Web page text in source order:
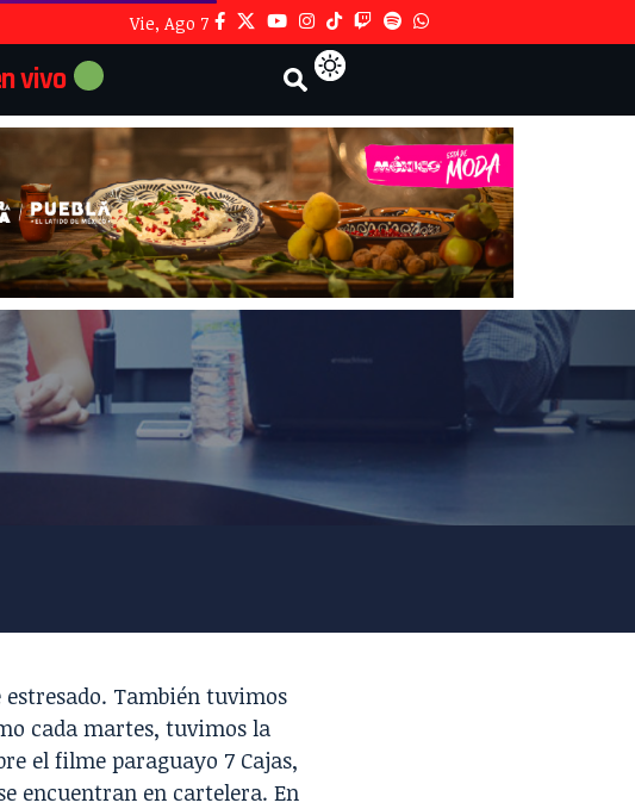
Vie, Ago 7
vivo
estresado. También tuvimos
cada martes, tuvimos la
el filme paraguayo 7 Cajas,
encuentran en cartelera. En